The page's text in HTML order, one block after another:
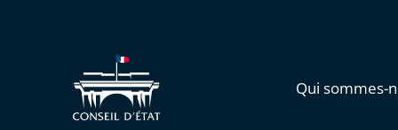
Qui sommes-